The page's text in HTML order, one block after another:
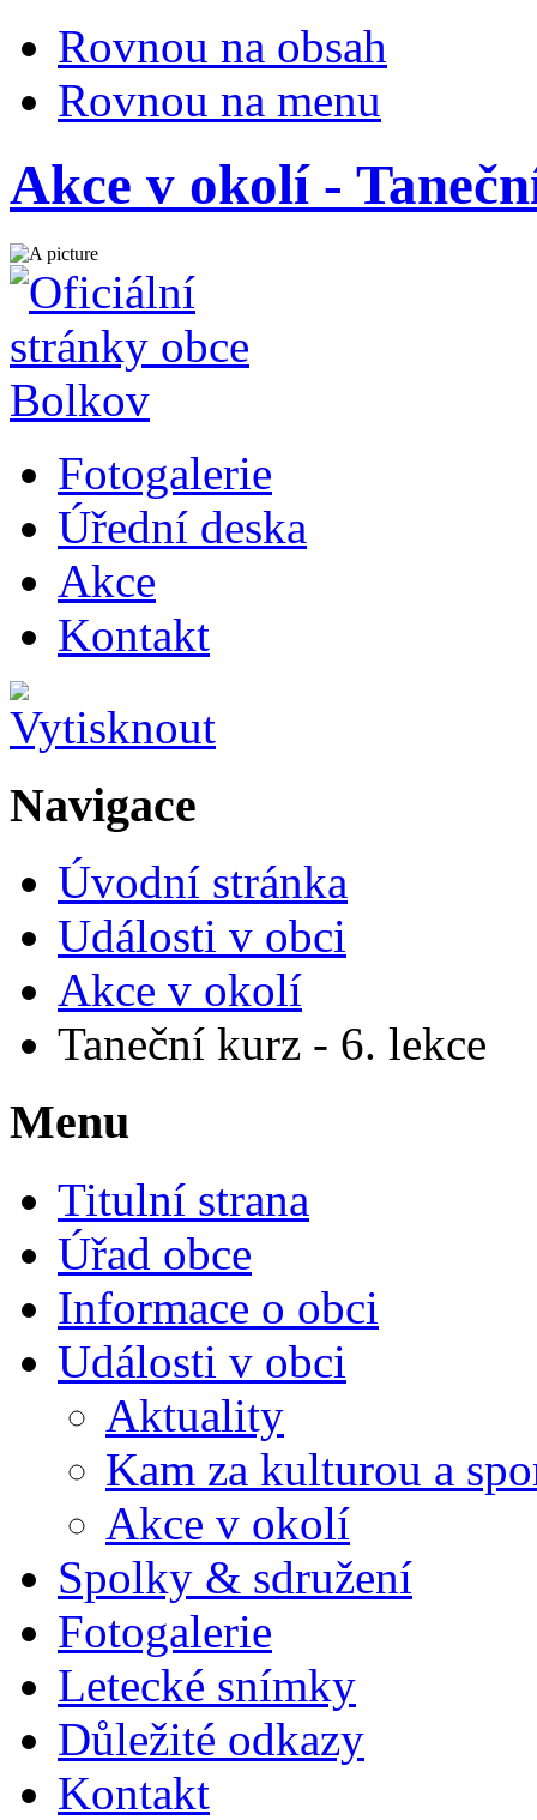
Rovnou na obsah
Rovnou na menu
Akce v okolí -
Fotogalerie
Úřední deska
Akce
Kontakt
Navigace
Úvodní stránka
Události v obci
Akce v okolí
Taneční kurz - 6. lekce
Menu
Titulní strana
Úřad obce
Informace o obci
Události v obci
Aktuality
Kam za kulturou a
Akce v okolí
Spolky & sdružení
Fotogalerie
Letecké snímky
Důležité odkazy
Kontakt